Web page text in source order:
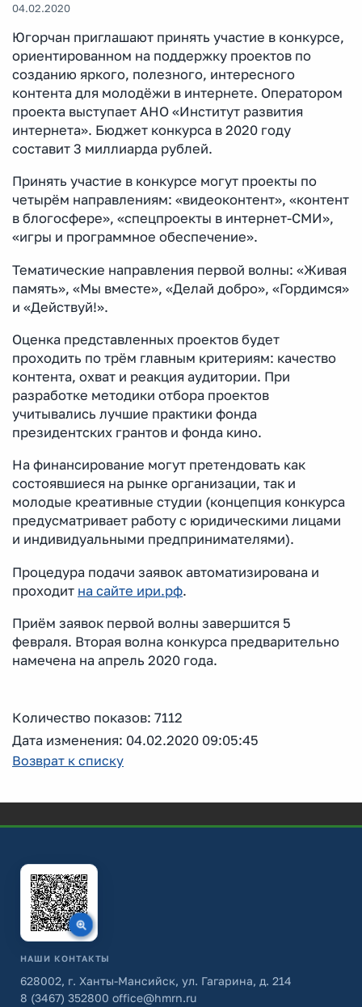
04.02.2020
Югорчан приглашают принять участие в конкурсе,
ориентированном на поддержку проектов по
созданию яркого, полезного, интересного
контента для молодёжи в интернете. Оператором
проекта выступает АНО «Институт развития
интернета». Бюджет конкурса в 2020 году
составит 3 миллиарда рублей.
Принять участие в конкурсе могут проекты по
четырём направлениям: «видеоконтент», «контент
в блогосфере», «спецпроекты в интернет-СМИ»,
«игры и программное обеспечение».
Тематические направления первой волны: «Живая
память», «Мы вместе», «Делай добро», «Гордимся»
и «Действуй!».
Оценка представленных проектов будет
проходить по трём главным критериям: качество
контента, охват и реакция аудитории. При
разработке методики отбора проектов
учитывались лучшие практики фонда
президентских грантов и фонда кино.
На финансирование могут претендовать как
состоявшиеся на рынке организации, так и
молодые креативные студии (концепция конкурса
предусматривает работу с юридическими лицами
и индивидуальными предпринимателями).
Процедура подачи заявок автоматизирована и
проходит на сайте ири.рф.
Приём заявок первой волны завершится 5
февраля. Вторая волна конкурса предварительно
намечена на апрель 2020 года.
Количество показов: 7112
Дата изменения: 04.02.2020 09:05:45
Возврат к списку
НАШИ КОНТАКТЫ
628002, г. Ханты-Мансийск, ул. Гагарина, д. 214
8 (3467) 352800 office@hmrn.ru